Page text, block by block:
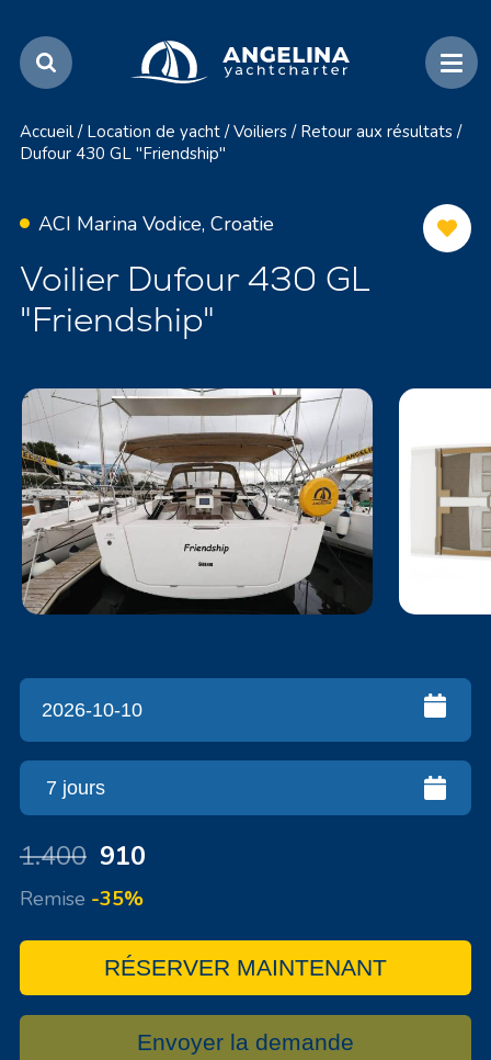
Accueil / Location de yacht / Voiliers / Retour aux résultats /
Dufour 430 GL "Friendship"
ACI Marina Vodice, Croatie
Voilier Dufour 430 GL
"Friendship"
1.400 910
Remise -35%
RÉSERVER MAINTENANT
Envoyer la demande